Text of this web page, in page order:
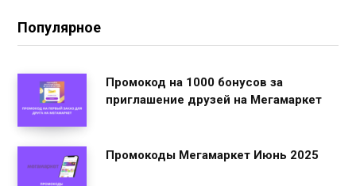
Популярное
Промокод на 1000 бонусов за
приглашение друзей на Мегамаркет
Промокоды Мегамаркет Июнь 2025